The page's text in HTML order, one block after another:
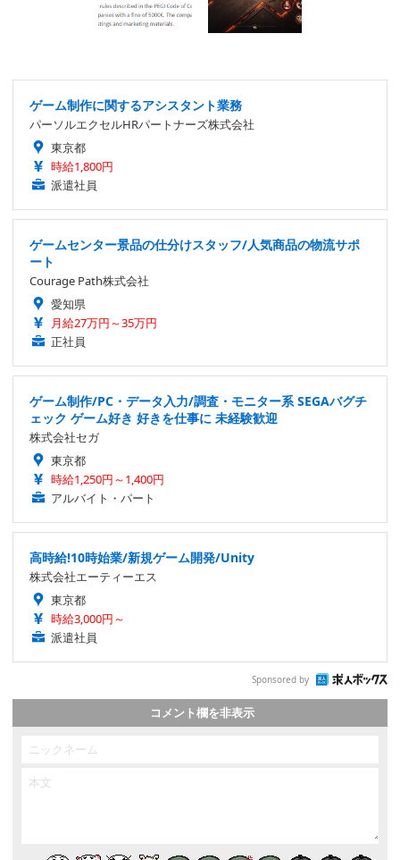
ゲーム制作に関するアシスタント業務
パーソルエクセルHRパートナーズ株式会社
東京都
時給1,800円
派遣社員
ゲームセンター景品の仕分けスタッフ/人気商品の物流サポ
ート
Courage Path株式会社
愛知県
月給27万円～35万円
正社員
ゲーム制作/PC・データ入力/調査・モニター系 SEGAバグチ
ェック ゲーム好き 好きを仕事に 未経験歓迎
株式会社セガ
東京都
時給1,250円～1,400円
アルバイト・パート
高時給!10時始業/新規ゲーム開発/Unity
株式会社エーティーエス
東京都
時給3,000円～
派遣社員
Sponsored by
コメント欄を非表示